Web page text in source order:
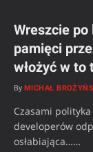
Wreszcie
pamięci
włożyć w to
By MICHAŁ
Czasami
developerów
osłabiająca……